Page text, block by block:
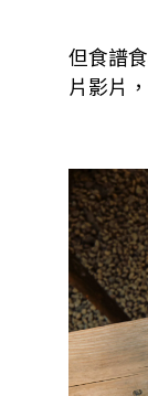
但食譜
片影片